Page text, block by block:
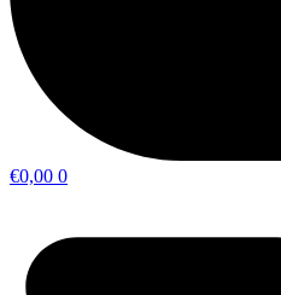
€0,00 0